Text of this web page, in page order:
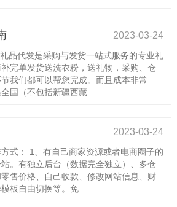
2023-03-24
品代发是采购与发货一站式服务的专业礼
完单发货送洗衣粉，送礼物，采购、仓
我们都可以帮您完成。而且成本非常
国（不包括新疆西藏
2023-03-24
式： 1、有自己商家资源或者电商圈子的
。有独立后台（数据完全独立）、多仓
售价格、自己收款、修改网站信息、财
板自由切换等。免